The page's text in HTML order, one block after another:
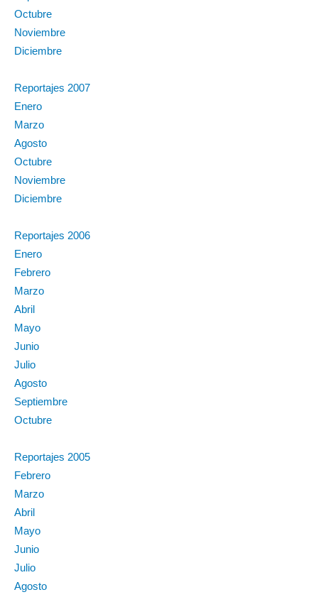
Octubre
Noviembre
Diciembre
Reportajes 2007
Enero
Marzo
Agosto
Octubre
Noviembre
Diciembre
Reportajes 2006
Enero
Febrero
Marzo
Abril
Mayo
Junio
Julio
Agosto
Septiembre
Octubre
Reportajes 2005
Febrero
Marzo
Abril
Mayo
Junio
Julio
Agosto